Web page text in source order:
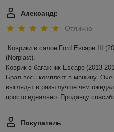
Александр
Отлично
Коврики в салон Ford Escape III
(Norplast).
Коврик в багажник Escape (2013-
Брал весь комплект в машину.
выглядят в разы лучше чем
просто идеально. Продавцу
Покупатель